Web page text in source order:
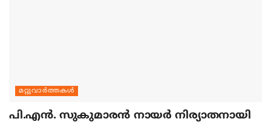
മറ്റുവാര്‍ത്തകള്‍
പി.എന്‍. സുകുമാരന്‍ നായര്‍ നിര്യാതനായി